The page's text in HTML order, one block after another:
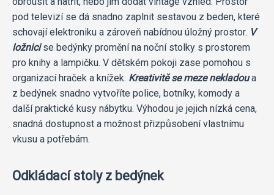
pod televizí se dá snadno zaplnit sestavou z beden, které
schovají elektroniku a zároveň nabídnou úložný prostor. V
ložnicise bedýnky promění na noční stolky s prostorem
pro knihy a lampičku. V dětském pokoji zase pomohou s
organizací hraček a knížek. Kreativitě se meze nekladoua
z bedýnek snadno vytvoříte police, botníky, komody a
další praktické kusy nábytku. Výhodou je jejich nízká cena,
snadná dostupnost a možnost přizpůsobení vlastnímu
vkusu a potřebám.
Odkládací stoly z bedýnek